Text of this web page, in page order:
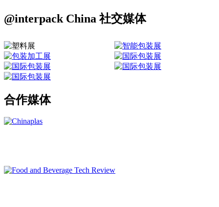
@interpack China 社交媒体
合作媒体